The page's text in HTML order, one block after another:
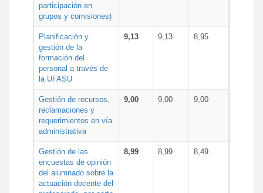
participación en
grupos y comisiones)
Planificación y
gestión de la
formación del
personal a través de
la UFASU
9,13 9,13 8,95
Gestión de recursos,
reclamaciones y
requerimientos en vía
administrativa
9,00 9,00 9,00
Gestión de las
encuestas de opinión
del alumnado sobre la
actuación docente del
8,99 8,99 8,49